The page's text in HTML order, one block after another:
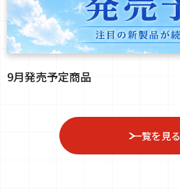
9月発売予定商品
一覧を見る